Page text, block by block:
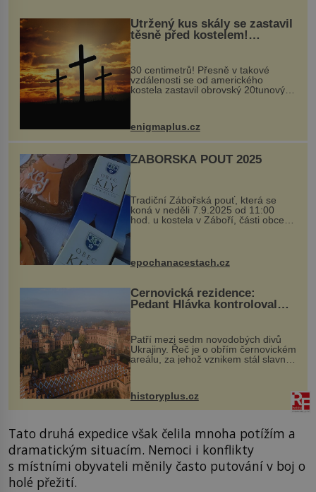
Utržený kus skály se zastavil
těsně před kostelem!
Ochránila ho boží síla?
30 centimetrů! Přesně v takové
vzdálenosti se od amerického
kostela zastavil obrovský 20tunový
...
enigmaplus.cz
ZÁBOŘSKÁ POUŤ 2025
Tradiční Zábořská pouť, která se
koná v neděli 7.9.2025 od 11:00
hod. u kostela v Záboří, části obce
Kly u Mělníka. V programu naleznete
komentovanou prohlídku kostela,
epochanacestach.cz
Černovická rezidence:
Pedant Hlávka kontroloval
Patří mezi sedm novodobých divů
Ukrajiny. Řeč je o obřím černovickém
areálu, za jehož vznikem stál slavný
český architekt Josef Hlávka. Ten si
na něm dal mimořádně záležet. Jeho
historyplus.cz
Tato druhá expedice však čelila mnoha potížím a
dramatickým situacím. Nemoci i konflikty
s místními obyvateli měnily často putování v boj o
holé přežití.